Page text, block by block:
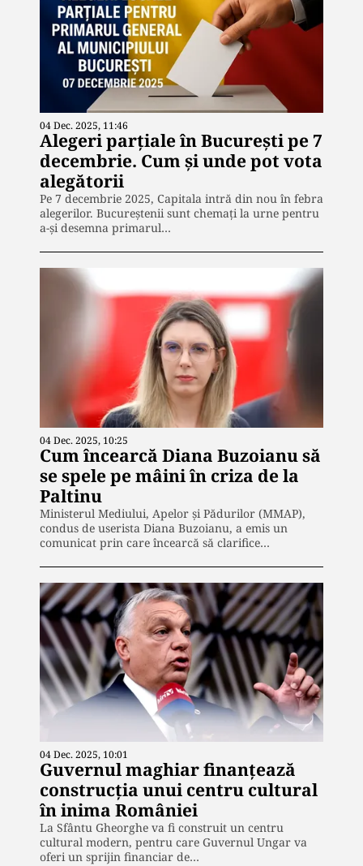
04 Dec. 2025, 11:46
Alegeri parțiale în București pe 7
decembrie. Cum și unde pot vota
alegătorii
Pe 7 decembrie 2025, Capitala intră din nou în febra
alegerilor. Bucureștenii sunt chemați la urne pentru
a-și desemna primarul…
04 Dec. 2025, 10:25
Cum încearcă Diana Buzoianu să
se spele pe mâini în criza de la
Paltinu
Ministerul Mediului, Apelor și Pădurilor (MMAP),
condus de userista Diana Buzoianu, a emis un
comunicat prin care încearcă să clarifice…
04 Dec. 2025, 10:01
Guvernul maghiar finanțează
construcția unui centru cultural
în inima României
La Sfântu Gheorghe va fi construit un centru
cultural modern, pentru care Guvernul Ungar va
oferi un sprijin financiar de…